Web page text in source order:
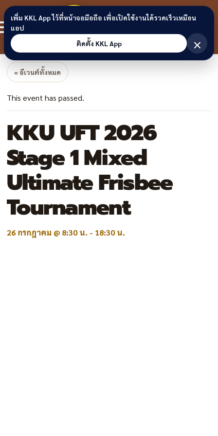
Skip to content
ขอนแก่น
ลิงก์
« อีเวนต์ทั้งหมด
This event has passed.
KKU UFT 2026
Stage 1 Mixed
Ultimate Frisbee
Tournament
26 กรกฎาคม @ 8:30 น. - 18:30 น.
เพิ่ม KKL App ไว้ที่หน้าจอมือถือ เพื่อเปิดใช้งานได้รวดเร็วเหมือน
แอป
ติดตั้ง KKL App
×